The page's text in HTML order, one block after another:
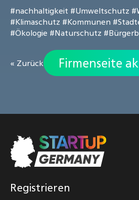
#nachhaltigkeit #Umweltschutz
#Klimaschutz #Kommunen
#Ökologie #Naturschutz
« Zurück Firmenseite
Registrieren